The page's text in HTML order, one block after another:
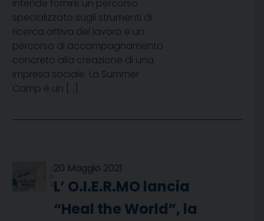
intende fornire un percorso
specializzato sugli strumenti di
ricerca attiva del lavoro e un
percorso di accompagnamento
concreto alla creazione di una
impresa sociale. La Summer
Camp è un […]
20 Maggio 2021
L’ O.I.E.R.MO lancia
“Heal the World”, la